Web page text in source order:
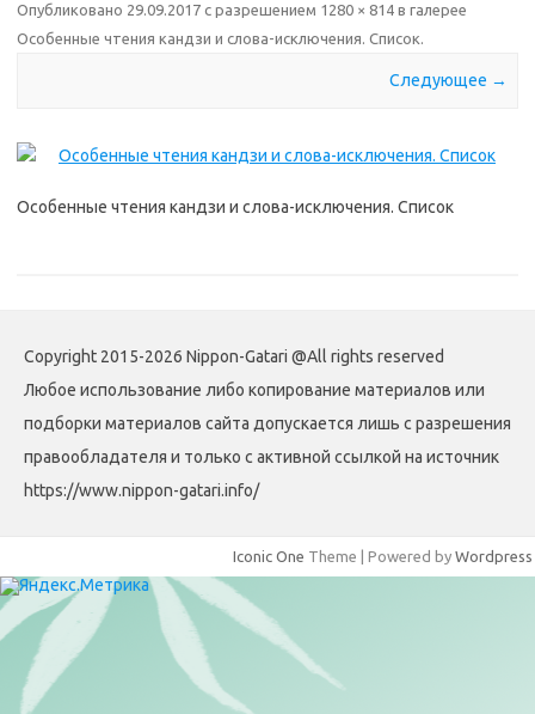
Опубликовано 29.09.2017 с разрешением 1280 × 814 в галерее
Особенные чтения кандзи и слова-исключения. Список.
Следующее →
Особенные чтения кандзи и слова-исключения. Список
Copyright 2015-2026 Nippon-Gatari @All rights reserved
Любое использование либо копирование материалов или
подборки материалов сайта допускается лишь с разрешения
правообладателя и только с активной ссылкой на источник
https://www.nippon-gatari.info/
Iconic One Theme | Powered by Wordpress